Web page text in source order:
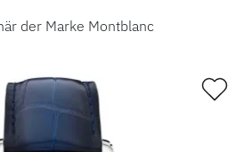
der Marke Montblanc